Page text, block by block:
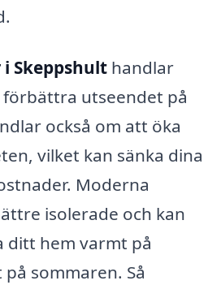
Skeppshult handlar
utseendet på
också om att öka
vilket kan sänka dina
Moderna
isolerade och kan
ditt hem varmt på
sommaren. Så